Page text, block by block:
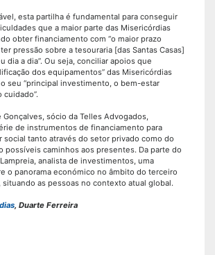
esta partilha é fundamental para conseguir
que a maior parte das Misericórdias
obter financiamento com “o maior prazo
pressão sobre a tesouraria [das Santas Casas]
dia a dia”. Ou seja, conciliar apoios que
dos equipamentos” das Misericórdias
seu “principal investimento, o bem-estar
Gonçalves, sócio da Telles Advogados,
de instrumentos de financiamento para
social tanto através do setor privado como do
possíveis caminhos aos presentes. Da parte do
analista de investimentos, uma
o panorama económico no âmbito do terceiro
as pessoas no contexto atual global.
, Duarte Ferreira